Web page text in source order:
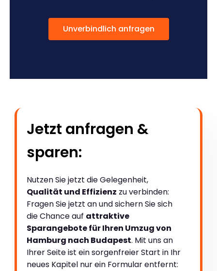
Unverbindlich anfragen
Jetzt anfragen &
sparen:
Nutzen Sie jetzt die Gelegenheit,
Qualität und Effizienz zu verbinden:
Fragen Sie jetzt an und sichern Sie sich
die Chance auf attraktive
Sparangebote für Ihren Umzug von
Hamburg nach Budapest. Mit uns an
Ihrer Seite ist ein sorgenfreier Start in Ihr
neues Kapitel nur ein Formular entfernt: